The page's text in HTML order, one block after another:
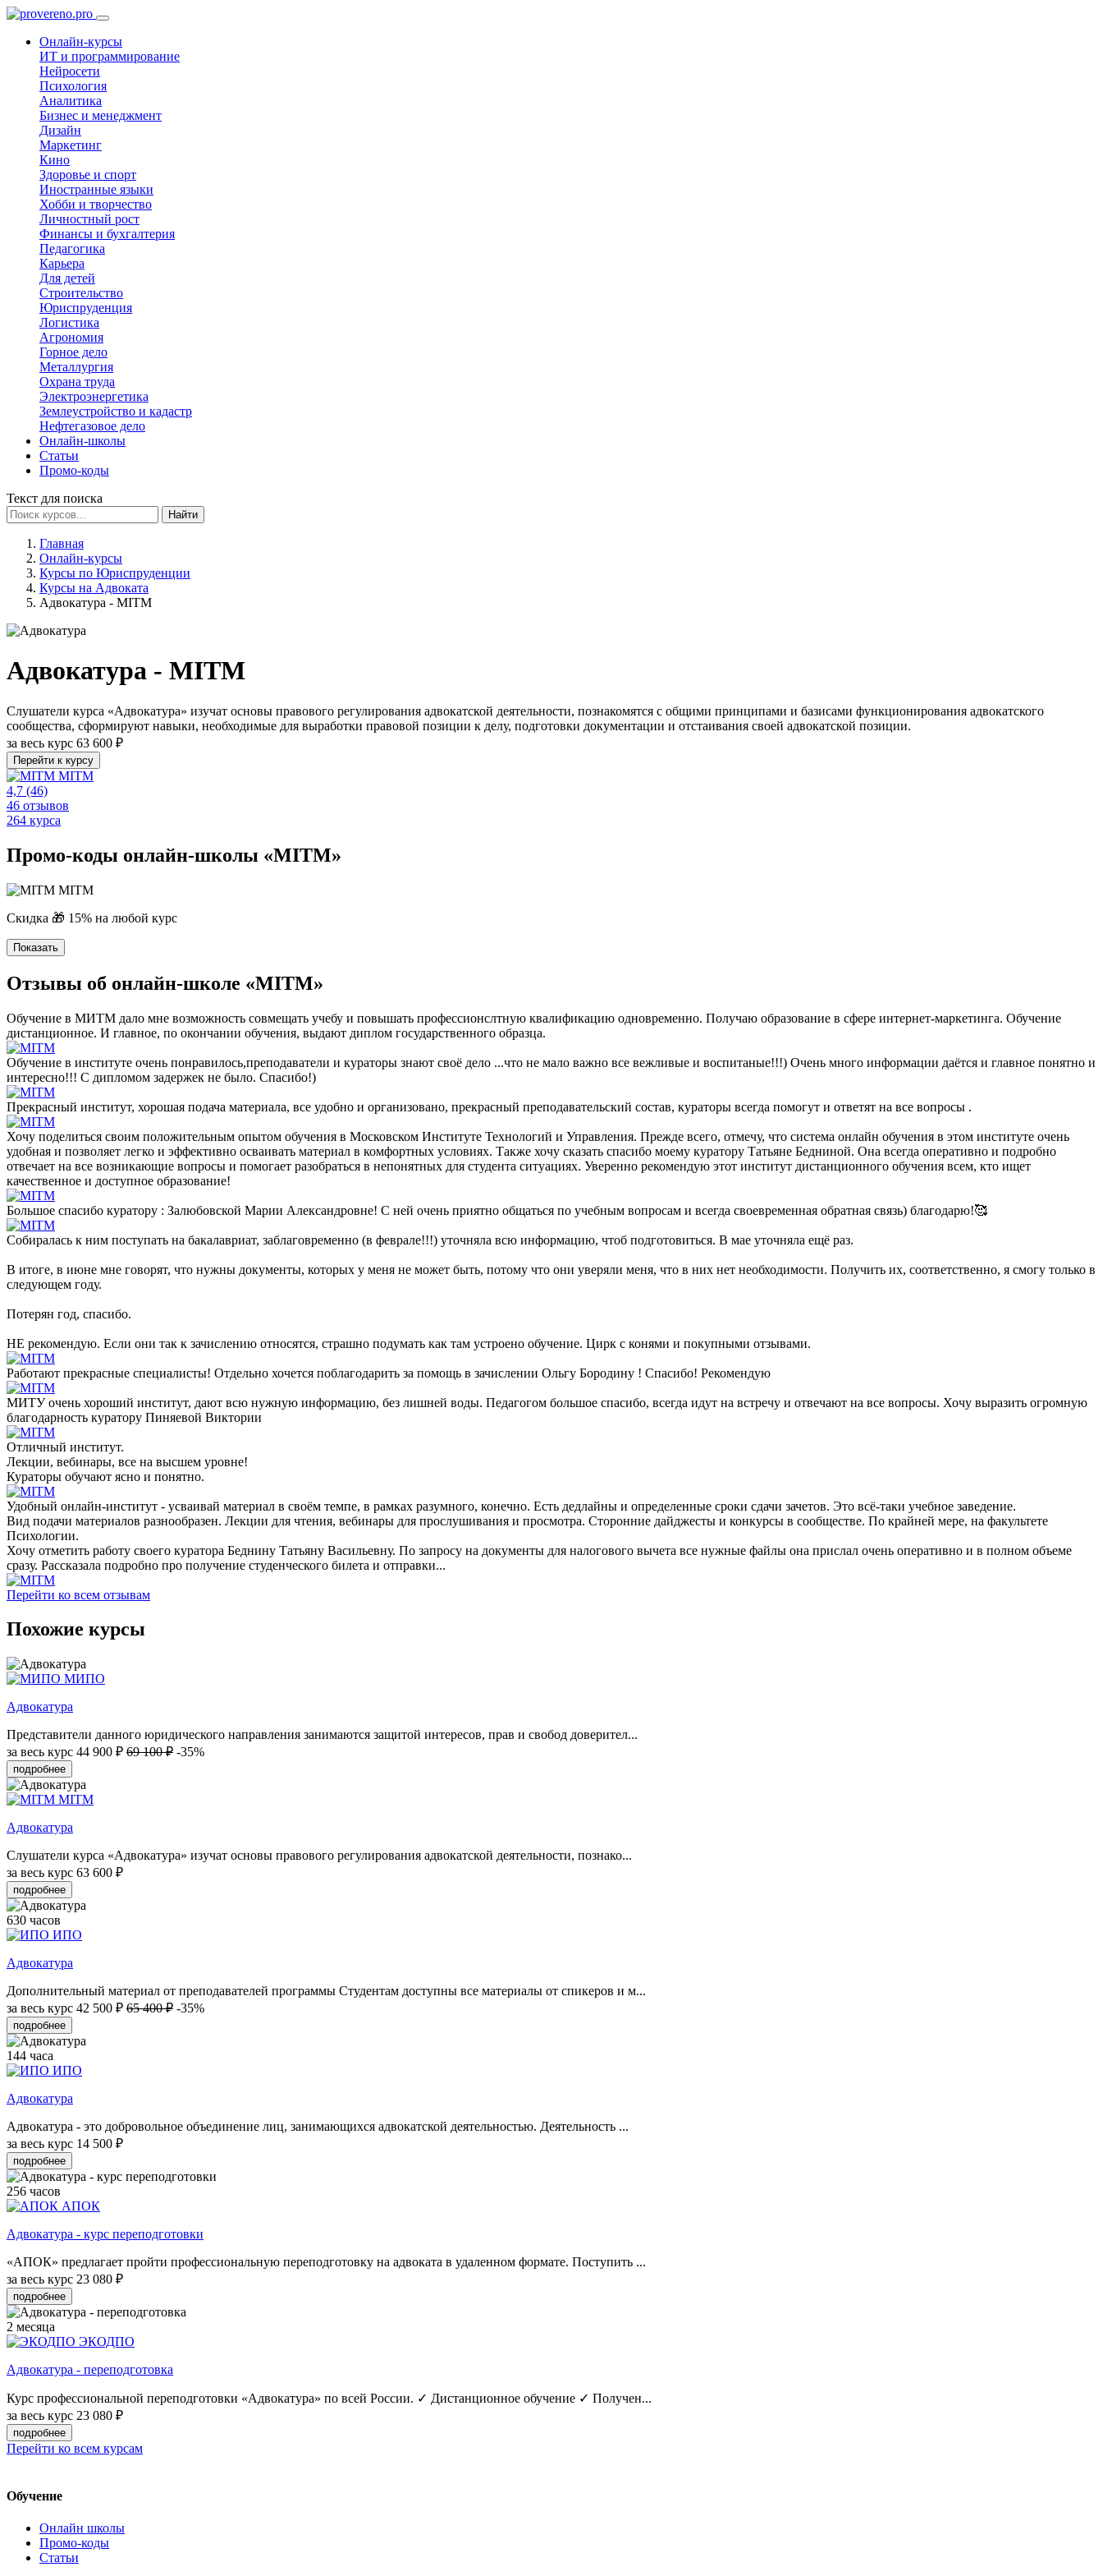
Онлайн-курсы
ИТ и программирование
Нейросети
Психология
Аналитика
Бизнес и менеджмент
Дизайн
Маркетинг
Кино
Здоровье и спорт
Иностранные языки
Хобби и творчество
Личностный рост
Финансы и бухгалтерия
Педагогика
Карьера
Для детей
Строительство
Юриспруденция
Логистика
Агрономия
Горное дело
Металлургия
Охрана труда
Электроэнергетика
Землеустройство и кадастр
Нефтегазовое дело
Онлайн-школы
Статьи
Промо-коды
Текст для поиска
Найти
Главная
Онлайн-курсы
Курсы по Юриспруденции
Курсы на Адвоката
Адвокатура - MITM
Адвокатура - MITM
Слушатели курса «Адвокатура» изучат основы правового регулирования адвокатской деятельности, познакомятся с общими принципами и базисами функционирования адвокатского
сообщества, сформируют навыки, необходимые для выработки правовой позиции к делу, подготовки документации и отстаивания своей адвокатской позиции.
за весь курс 63 600 ₽
Перейти к курсу
MITM
4,7 (46)
46 отзывов
264 курса
Промо-коды онлайн-школы «MITM»
MITM
Скидка 🎁 15% на любой курс
Показать
Отзывы об онлайн-школе «MITM»
Обучение в МИТМ дало мне возможность совмещать учебу и повышать профессионслтную квалификацию одновременно. Получаю образование в сфере интернет-маркетинга. Обучение
дистанционное. И главное, по окончании обучения, выдают диплом государственного образца.
Обучение в институте очень понравилось,преподаватели и кураторы знают своё дело ...что не мало важно все вежливые и воспитаные!!!) Очень много информации даётся и главное понятно и
интересно!!! С дипломом задержек не было. Спасибо!)
Прекрасный институт, хорошая подача материала, все удобно и организовано, прекрасный преподавательский состав, кураторы всегда помогут и ответят на все вопросы .
Хочу поделиться своим положительным опытом обучения в Московском Институте Технологий и Управления. Прежде всего, отмечу, что система онлайн обучения в этом институте очень
удобная и позволяет легко и эффективно осваивать материал в комфортных условиях. Также хочу сказать спасибо моему куратору Татьяне Бедниной. Она всегда оперативно и подробно
отвечает на все возникающие вопросы и помогает разобраться в непонятных для студента ситуациях. Уверенно рекомендую этот институт дистанционного обучения всем, кто ищет
качественное и доступное образование!
Большое спасибо куратору : Залюбовской Марии Александровне! С ней очень приятно общаться по учебным вопросам и всегда своевременная обратная связь) благодарю!🥰
Собиралась к ним поступать на бакалавриат, заблаговременно (в феврале!!!) уточняла всю информацию, чтоб подготовиться. В мае уточняла ещё раз.
В итоге, в июне мне говорят, что нужны документы, которых у меня не может быть, потому что они уверяли меня, что в них нет необходимости. Получить их, соответственно, я смогу только в
следующем году.
Потерян год, спасибо.
НЕ рекомендую. Если они так к зачислению относятся, страшно подумать как там устроено обучение. Цирк с конями и покупными отзывами.
Работают прекрасные специалисты! Отдельно хочется поблагодарить за помощь в зачислении Ольгу Бородину ! Спасибо! Рекомендую
МИТУ очень хороший институт, дают всю нужную информацию, без лишней воды. Педагогом большое спасибо, всегда идут на встречу и отвечают на все вопросы. Хочу выразить огромную
благодарность куратору Пиняевой Виктории
Отличный институт.
Лекции, вебинары, все на высшем уровне!
Кураторы обучают ясно и понятно.
Удобный онлайн-институт - усваивай материал в своём темпе, в рамках разумного, конечно. Есть дедлайны и определенные сроки сдачи зачетов. Это всё-таки учебное заведение.
Вид подачи материалов разнообразен. Лекции для чтения, вебинары для прослушивания и просмотра. Сторонние дайджесты и конкурсы в сообществе. По крайней мере, на факультете
Психологии.
Хочу отметить работу своего куратора Беднину Татьяну Васильевну. По запросу на документы для налогового вычета все нужные файлы она прислал очень оперативно и в полном объеме
сразу. Рассказала подробно про получение студенческого билета и отправки...
Перейти ко всем отзывам
Похожие курсы
МИПО
Адвокатура
Представители данного юридического направления занимаются защитой интересов, прав и свобод доверител...
за весь курс 44 900 ₽ 69 100 ₽ -35%
подробнее
MITM
Адвокатура
Слушатели курса «Адвокатура» изучат основы правового регулирования адвокатской деятельности, познако...
за весь курс 63 600 ₽
подробнее
630 часов
ИПО
Адвокатура
Дополнительный материал от преподавателей программы Студентам доступны все материалы от спикеров и м...
за весь курс 42 500 ₽ 65 400 ₽ -35%
подробнее
144 часа
ИПО
Адвокатура
Адвокатура - это добровольное объединение лиц, занимающихся адвокатской деятельностью. Деятельность ...
за весь курс 14 500 ₽
подробнее
256 часов
АПОК
Адвокатура - курс переподготовки
«АПОК» предлагает пройти профессиональную переподготовку на адвоката в удаленном формате. Поступить ...
за весь курс 23 080 ₽
подробнее
2 месяца
ЭКОДПО
Адвокатура - переподготовка
Курс профессиональной переподготовки «Адвокатура» по всей России. ✓ Дистанционное обучение ✓ Получен...
за весь курс 23 080 ₽
подробнее
Перейти ко всем курсам
Обучение
Онлайн школы
Промо-коды
Статьи